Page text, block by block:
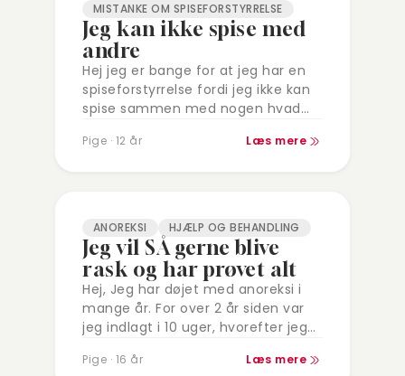
MISTANKE OM SPISEFORSTYRRELSE
Jeg kan ikke spise med
andre
Hej jeg er bange for at jeg har en
spiseforstyrrelse fordi jeg ikke kan
spise sammen med nogen hvad
Pige · 12 år Læs mere
ANOREKSI HJÆLP OG BEHANDLING
Jeg vil SÅ gerne blive
rask og har prøvet alt
Hej, Jeg har døjet med anoreksi i
mange år. For over 2 år siden var
jeg indlagt i 10 uger, hvorefter jeg
behandling, men…
Pige · 16 år Læs mere